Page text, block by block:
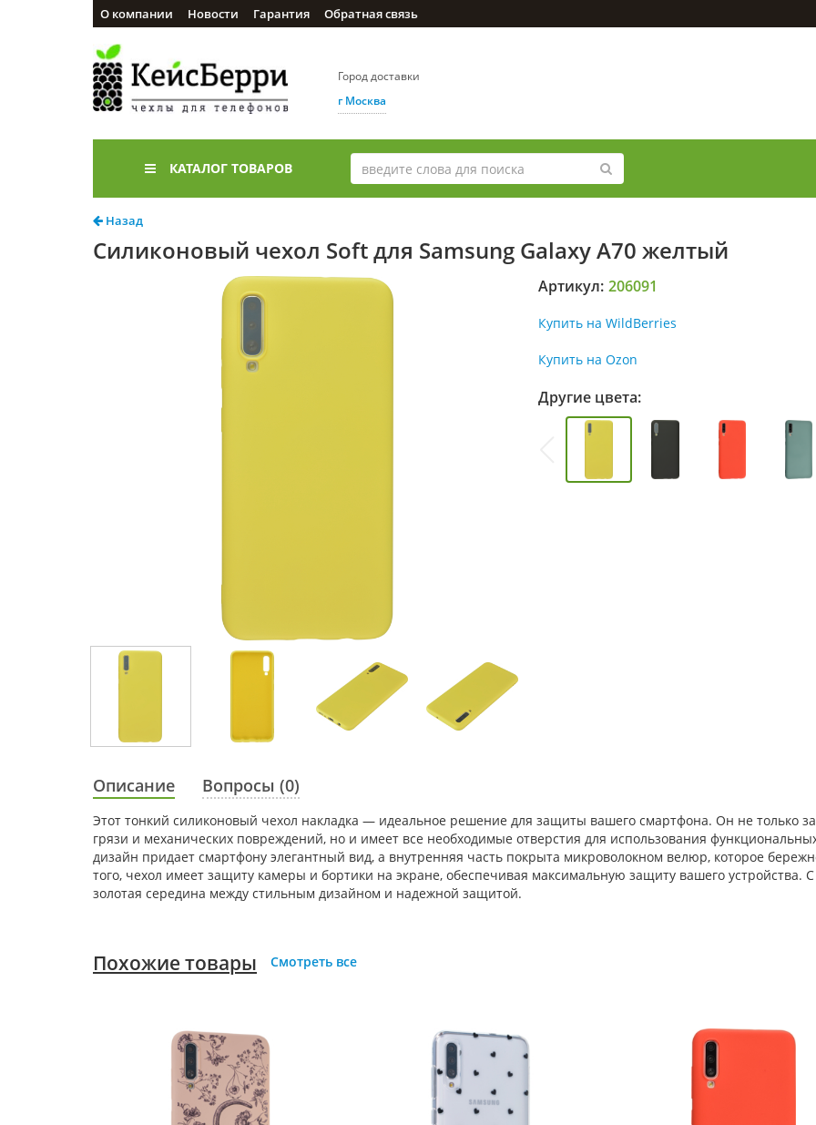
О компании Новости Гарантия Обратная связь
Город доставки
г Москва
КАТАЛОГ ТОВАРОВ
Назад
Силиконовый чехол Soft для Samsung Galaxy A70 желтый
Артикул: 206091
Купить на WildBerries
Купить на Ozon
Другие цвета:
Описание Вопросы (0)
Этот тонкий силиконовый чехол накладка — идеальное решение для защиты вашего смартфона. Он не только
грязи и механических повреждений, но и имеет все необходимые отверстия для использования
дизайн придает смартфону элегантный вид, а внутренняя часть покрыта микроволокном велюр, которое
того, чехол имеет защиту камеры и бортики на экране, обеспечивая максимальную защиту вашего
золотая середина между стильным дизайном и надежной защитой.
Похожие товары Смотреть все